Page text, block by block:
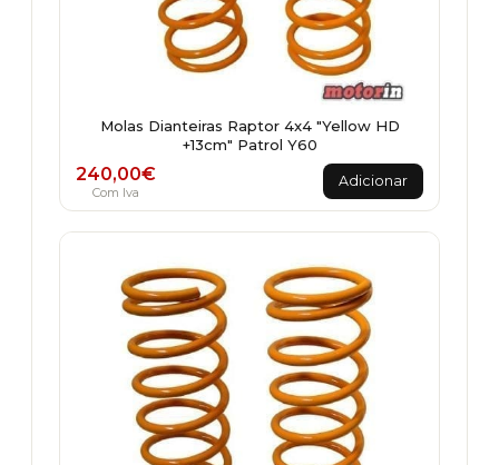
Molas Dianteiras Raptor 4x4 "Yellow HD
+13cm" Patrol Y60
240,00€
Com Iva
Adicionar